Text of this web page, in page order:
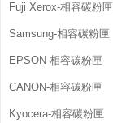
Fuji Xerox-相容碳粉匣
Samsung-相容碳粉匣
EPSON-相容碳粉匣
CANON-相容碳粉匣
Kyocera-相容碳粉匣